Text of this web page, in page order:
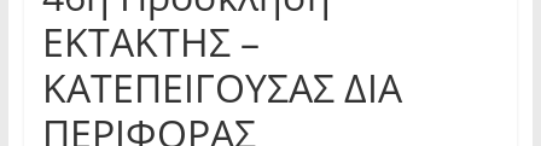
ΕΚΤΑΚΤΗΣ –
ΚΑΤΕΠΕΙΓΟΥΣΑΣ ΔΙΑ
ΠΕΡΙΦΟΡΑΣ